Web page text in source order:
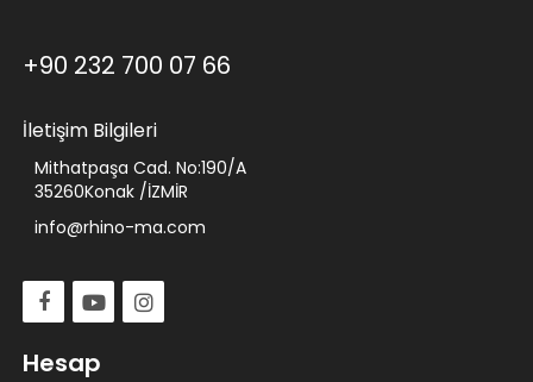
+90 232 700 07 66
İletişim Bilgileri
Mithatpaşa Cad. No:190/A
35260Konak /İZMİR
info@rhino-ma.com
Hesap